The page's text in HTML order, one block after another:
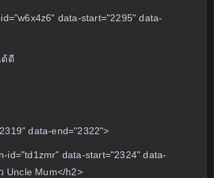
data-start="2295" data-
ดี
data-end="2322">
id="td1zmr" data-start="2324" data-
Uncle Mum</h2>